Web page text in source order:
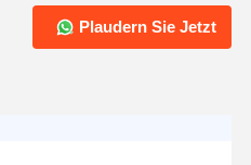
Plaudern Sie Jetzt